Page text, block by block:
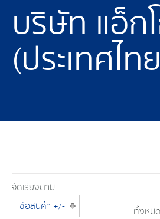
บริษัท แอ็ก
(ประเทศไ
จัดเรียงตาม
ชื่อสินค้า +/-
ทั้งหม